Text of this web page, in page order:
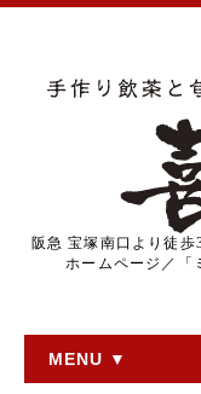
阪急 宝塚南口より徒
ホームページ／「
MENU ▼